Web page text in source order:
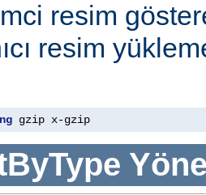
resim
resim
gzip x-gzip